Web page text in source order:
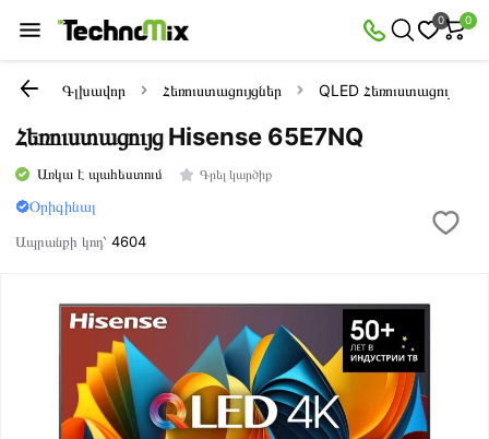
0 0
Գլխավոր Հեռուստացույցներ QLED Հեռուստացույցներ
Հեռուստացույց Hisense 65E7NQ
Առկա է պահեստում Գրել կարծիք
Օրիգինալ
Ապրանքի կոդ՝4604